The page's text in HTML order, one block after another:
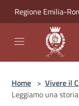
Regione Emilia-
Home > Vivere il
Leggiamo una